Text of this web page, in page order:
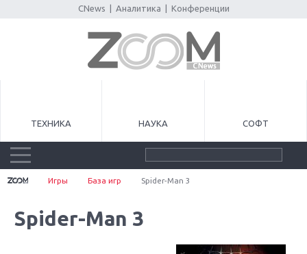
CNews Аналитика Конференции
ТЕХНИКА НАУКА СОФТ
Игры База игр Spider-Man 3
Spider-Man 3